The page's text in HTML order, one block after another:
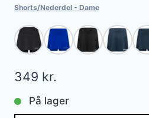
Shorts/Nederdel - Dame
349 kr.
På lager